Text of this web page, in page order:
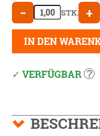
− STK. +
IN DEN
VERFÜGBAR